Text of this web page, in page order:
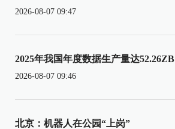
2026-08-07 09:47
2025年我国年度数据生产量达52.26ZB
2026-08-07 09:46
北京：机器人在公园“上岗”